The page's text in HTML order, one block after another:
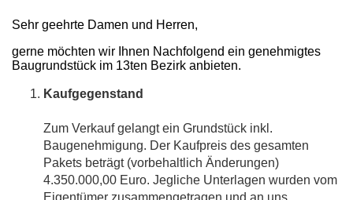
Sehr geehrte Damen und Herren,
gerne möchten wir Ihnen Nachfolgend ein genehmigtes
Baugrundstück im 13ten Bezirk anbieten.
Kaufgegenstand
Zum Verkauf gelangt ein Grundstück inkl.
Baugenehmigung. Der Kaufpreis des gesamten
Pakets beträgt (vorbehaltlich Änderungen)
4.350.000,00 Euro. Jegliche Unterlagen wurden vom
Eigentümer zusammengetragen und an uns